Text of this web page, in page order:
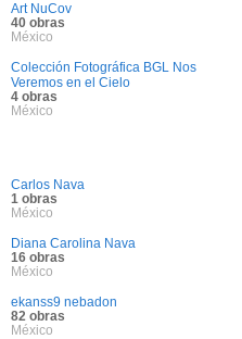
Art NuCov
40 obras
México
Colección Fotográfica BGL Nos
Veremos en el Cielo
4 obras
México
Carlos Nava
1 obras
México
Diana Carolina Nava
16 obras
México
ekanss9 nebadon
82 obras
México